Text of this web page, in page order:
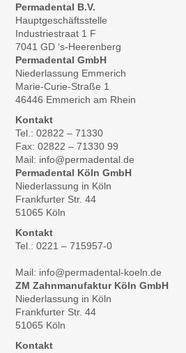
Permadental B.V.
Hauptgeschäftsstelle
Industriestraat 1 F
7041 GD ‘s-Heerenberg
Permadental GmbH
Niederlassung Emmerich
Marie-Curie-Straße 1
46446 Emmerich am Rhein
Kontakt
Tel.: 02822 – 71330
Fax: 02822 – 71330 99
Mail: info@permadental.de
Permadental Köln GmbH
Niederlassung in Köln
Frankfurter Str. 44
51065 Köln
Kontakt
Tel.: 0221 – 715957-0
Mail: info@permadental-koeln.de
ZM Zahnmanufaktur Köln GmbH
Niederlassung in Köln
Frankfurter Str. 44
51065 Köln
Kontakt